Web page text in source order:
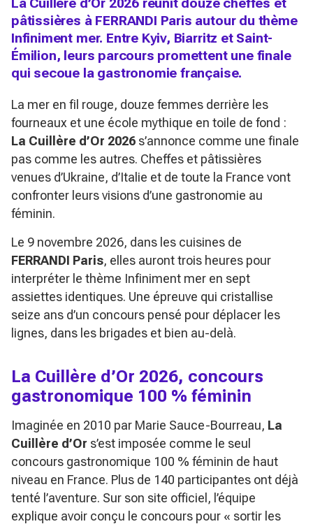
pâtissières à FERRANDI Paris autour du thème
Infiniment mer. Entre Kyiv, Biarritz et Saint-
Émilion, leurs parcours promettent une finale
qui secoue la gastronomie française.
La mer en fil rouge, douze femmes derrière les
fourneaux et une école mythique en toile de fond :
La Cuillère d’Or 2026 s’annonce comme une finale
pas comme les autres. Cheffes et pâtissières
venues d’Ukraine, d’Italie et de toute la France vont
confronter leurs visions d’une gastronomie au
féminin.
Le 9 novembre 2026, dans les cuisines de
FERRANDI Paris, elles auront trois heures pour
interpréter le thème Infiniment mer en sept
assiettes identiques. Une épreuve qui cristallise
seize ans d’un concours pensé pour déplacer les
lignes, dans les brigades et bien au-delà.
La Cuillère d’Or 2026, concours
gastronomique 100 % féminin
Imaginée en 2010 par Marie Sauce-Bourreau, La
Cuillère d’Or s’est imposée comme le seul
concours gastronomique 100 % féminin de haut
niveau en France. Plus de 140 participantes ont déjà
tenté l’aventure. Sur son site officiel, l’équipe
explique avoir conçu le concours pour « sortir les